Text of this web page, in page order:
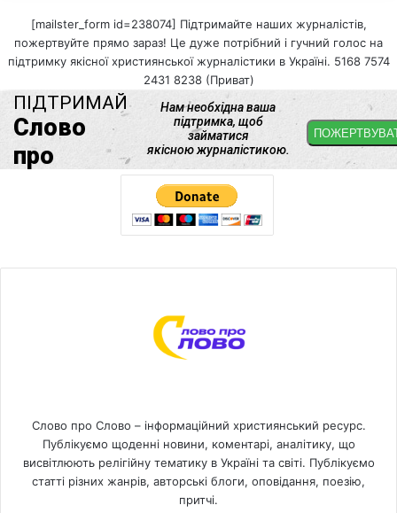
[mailster_form id=238074] Підтримайте наших журналістів,
пожертвуйте прямо зараз! Це дуже потрібний і гучний голос на
підтримку якісної християнської журналістики в Україні. 5168 7574
2431 8238 (Приват)
Слово про Слово – інформаційний християнський ресурс.
Публікуємо щоденні новини, коментарі, аналітику, що
висвітлюють релігійну тематику в Україні та світі. Публікуємо
статті різних жанрів, авторські блоги, оповідання, поезію,
притчі.